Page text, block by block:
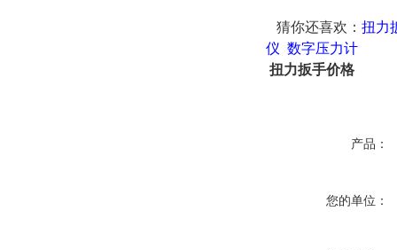
猜你还喜欢： 扭力
仪 数字压力计
扭力扳手价格
产品：
您的单位：